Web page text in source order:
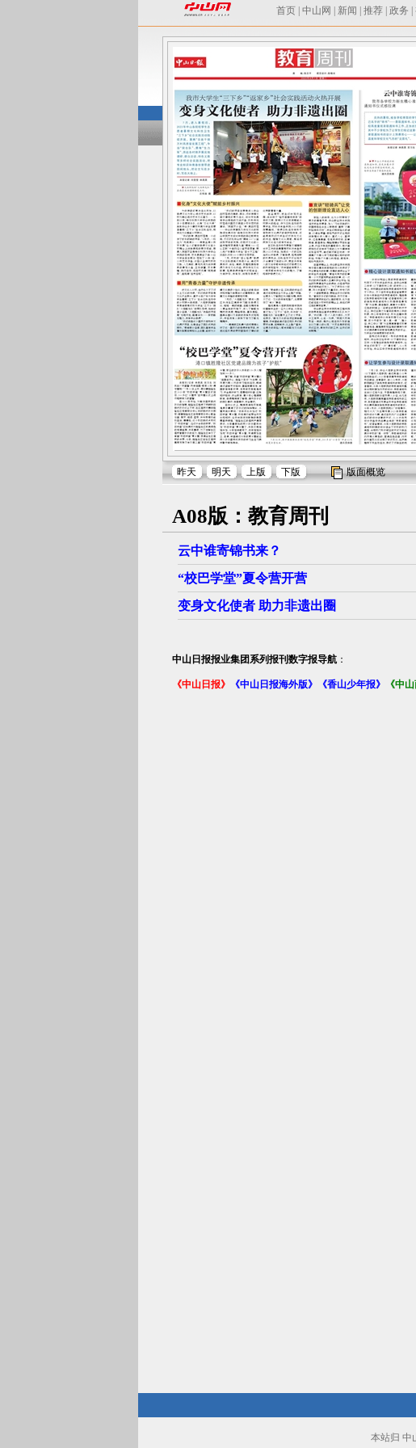
首页 中山网 新闻 推荐 政务
昨天 明天 上版 下版 版面概览
A08版：教育周刊
云中谁寄锦书来？
“校巴学堂”夏令营开营
变身文化使者 助力非遗出圈
中山日报报业集团系列报刊数字报导航 ：
《中山日报》 《中山日报海外版》 《香山少年报》 《中
本站归 中